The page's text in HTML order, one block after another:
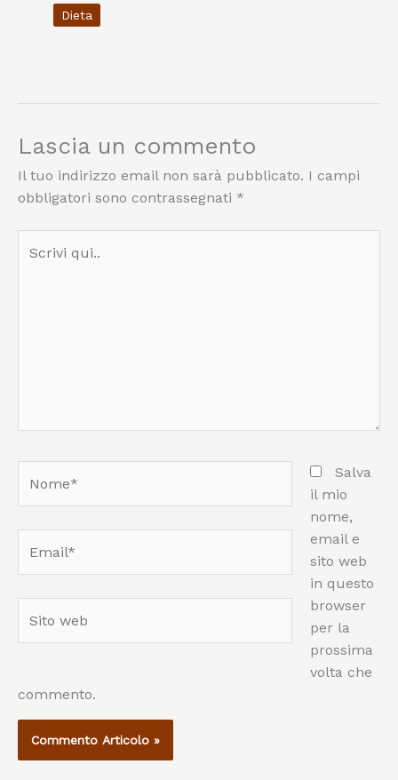
Dieta
Lascia un commento
Il tuo indirizzo email non sarà pubblicato. I campi
obbligatori sono contrassegnati *
qui..
web
Salva
il mio
nome,
email e
sito web
in questo
browser
per la
prossima
volta che
commento.